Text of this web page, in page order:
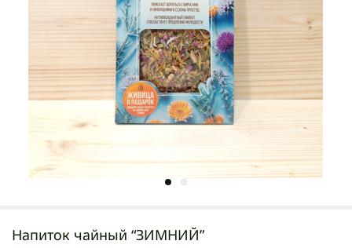
Напиток чайный “ЗИМНИЙ”